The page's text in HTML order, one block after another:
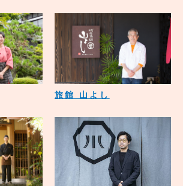
旅館 山よし